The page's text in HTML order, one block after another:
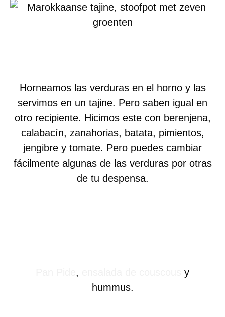
Horneamos las verduras en el horno y las
servimos en un tajine. Pero saben igual en
otro recipiente. Hicimos este con berenjena,
calabacín, zanahorias, batata, pimientos,
jengibre y tomate. Pero puedes cambiar
fácilmente algunas de las verduras por otras
de tu despensa.
,
y
hummus.